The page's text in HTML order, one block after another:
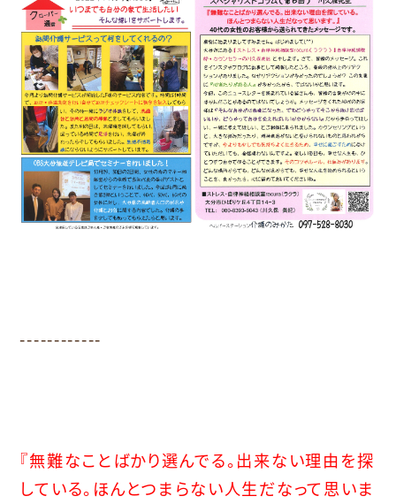
------------
『無難なことばかり選んでる。出来ない理由を探
している。ほんとつまらない人生だなって思いま